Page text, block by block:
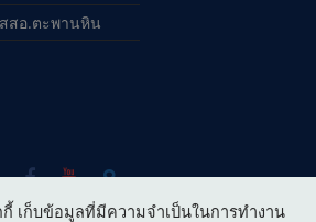
เก็บข้อมูลที่มีความจำเป็นในการทำงาน
สสอ.ตะพานหิน
งพยาบาลสมเด็จพระยุพราชตะพานหิน . All